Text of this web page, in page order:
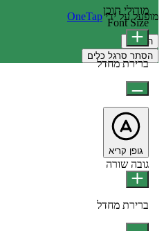
מופעל על ידיOneTap
הצהרה
הסתר סרגל כלים
מודולי תוכן
Font Size
ברירת מחדל
גופן קריא
גובה שורה
ברירת מחדל